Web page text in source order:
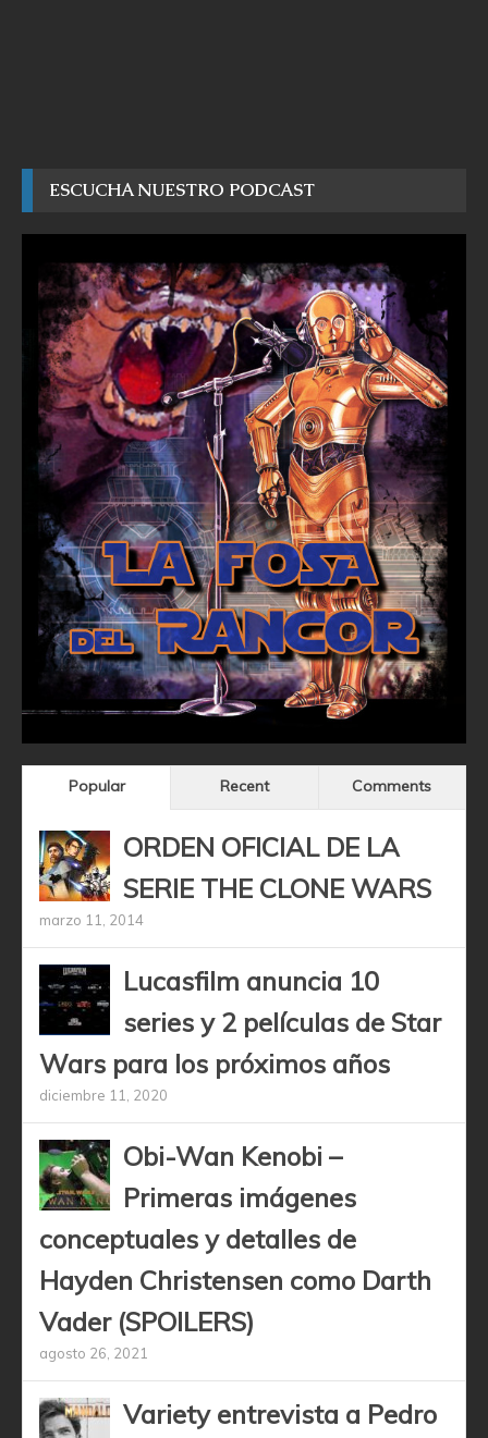
ESCUCHA NUESTRO PODCAST
Popular Recent Comments
ORDEN OFICIAL DE LA
SERIE THE CLONE WARS
marzo 11, 2014
Lucasfilm anuncia 10
series y 2 películas de Star
Wars para los próximos años
diciembre 11, 2020
Obi-Wan Kenobi –
Primeras imágenes
conceptuales y detalles de
Hayden Christensen como Darth
Vader (SPOILERS)
agosto 26, 2021
Variety entrevista a Pedro